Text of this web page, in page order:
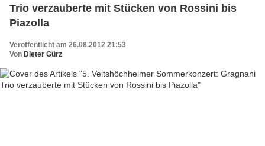
Trio verzauberte mit Stücken von Rossini bis
Piazolla
Veröffentlicht am 26.08.2012 21:53
Von Dieter Gürz